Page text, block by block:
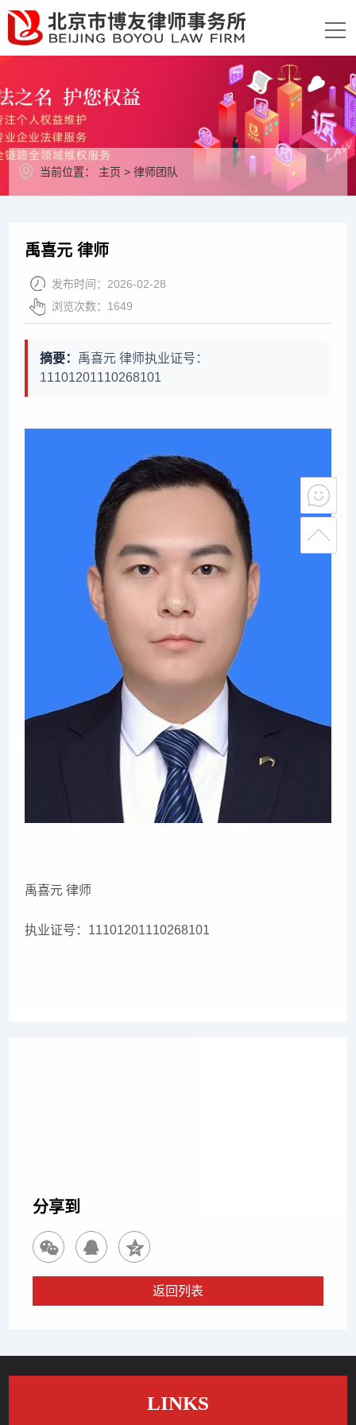
当前位置： 主页 >律师团队
禹喜元 律师
发布时间：2026-02-28
浏览次数： 1649
摘要： 禹喜元 律师执业证号：
11101201110268101
禹喜元 律师
执业证号：11101201110268101
分享到
返回列表
LINKS